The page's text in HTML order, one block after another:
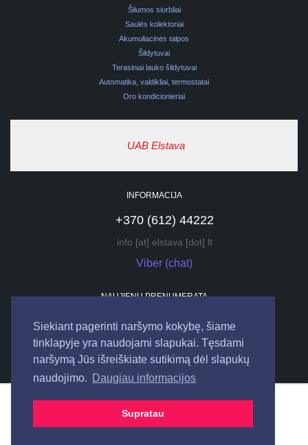
Siekiant pagerinti naršymo kokybę, šiame
tinklapyje yra naudojami slapukai. Tęsdami
naršymą Jūs išreiškiate sutikimą dėl slapukų
naudojimo. Daugiau informacijos
Supratau
Šilumos siurbliai
Saulės kolektoriai
Akumuliacinės talpos
Šildytuvai
Terasiniai lauko šildytuvai
Automatika, valdikliai, termostatai
Oro kondicionieriai
UAB Elstava
INFORMACIJA
+370 (612) 44222
info [at] elstava [dot] lt
Viber (chat)
NAUJIENŲ PRENUMERATA
UAB "ELSTAVA". Visos teisės saugomos.
Bendraukime internete: